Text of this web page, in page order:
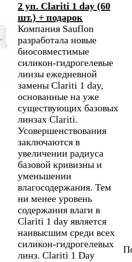
2 уп. Clariti 1 day (60
шт.) + подарок
Компания Sauflon
разработала новые
биосовместимые
силикон-гидрогелевые
линзы ежедневной
замены Clariti 1 day,
основанные на уже
существующих базовых
линзах Clariti.
Усовершенствования
заключаются в
увеличении радиуса
базовой кривизны и
уменьшении
влагосодержания. Тем
ни менее уровень
содержания влаги в
Clariti 1 day является
наивысшим среди всех
силикон-гидрогелевых
линз. Clariti 1 Day